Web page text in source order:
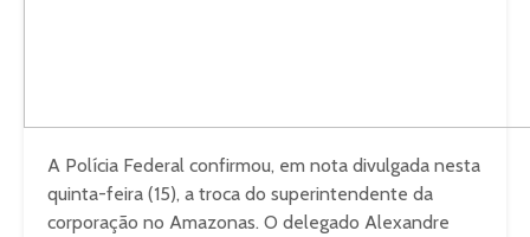
A Polícia Federal confirmou, em nota divulgada nesta
quinta-feira (15), a troca do superintendente da
corporação no Amazonas. O delegado Alexandre